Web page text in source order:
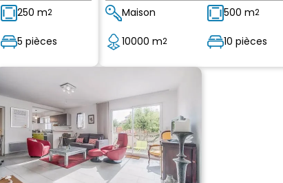
250 m2
5 pièces
Maison 500 m2
10000 m2 10 pièces